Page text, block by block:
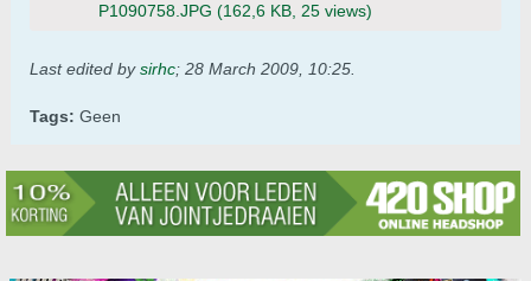
P1090758.JPG (162,6 KB, 25 views)
Last edited bysirhc; 28 March 2009, 10:25
Tags: Geen